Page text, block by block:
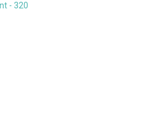
- 320